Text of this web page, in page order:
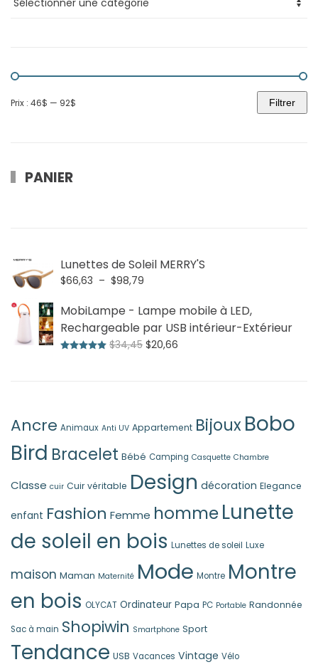
Prix
Prix
Filtrer
Prix : 46$ — 92$
PANIER
Lunettes de Soleil MERRY'S
$66,63 – $98,79
prix :
$66,63
à
MobiLampe - Lampe mobile à LED,
Rechargeable par USB intérieur-Extérieur
Note5.00sur 5
$34,45 Le
$20,66
Ancre Animaux Anti UV Appartement Bijoux Bobo
Bird Bracelet Bébé Camping Casquette Chambre
Classe cuir Cuir véritable Design décoration Elegance
enfant Fashion Femme hommeLunette
de soleil en bois Lunettes de soleil Luxe
maison Maman Maternité Mode Montre Montre
en bois OLYCAT Ordinateur Papa PC Portable Randonnée
Sac à main Shopiwin Smartphone Sport
Tendance USB Vacances Vintage Vélo